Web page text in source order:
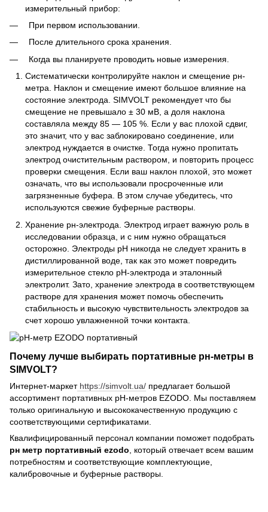
измерительный прибор:
При первом использовании.
После длительного срока хранения.
Когда вы планируете проводить новые измерения.
Систематически контролируйте наклон и смещение рн-
метра. Наклон и смещение имеют большое влияние на
состояние электрода. SIMVOLT рекомендует что бы
смещение не превышало ± 30 мВ, а доля наклона
составляла между 85 — 105 %. Если у вас плохой сдвиг,
это значит, что у вас заблокировано соединение, или
электрод нуждается в очистке. Тогда нужно пропитать
электрод очистительным раствором, и повторить процесс
проверки смещения. Если ваш наклон плохой, это может
означать, что вы использовали просроченные или
загрязненные буфера. В этом случае убедитесь, что
используются свежие буферные растворы.
Хранение рн-электрода. Электрод играет важную роль в
исследовании образца, и с ним нужно обращаться
осторожно. Электроды pH никогда не следует хранить в
дистиллированной воде, так как это может повредить
измерительное стекло pH-электрода и эталонный
электролит. Зато, хранение электрода в соответствующем
растворе для хранения может помочь обеспечить
стабильность и высокую чувствительность электродов за
счет хорошо увлажненной точки контакта.
Почему лучше выбирать портативные рн-метры в
SIMVOLT?
Интернет-маркетhttps://simvolt.ua/ предлагает большой
ассортимент портативных рН-метров EZODO. Мы поставляем
только оригинальную и высококачественную продукцию с
соответствующими сертификатами.
Квалифицированный персонал компании поможет подобрать
рн метр портативный ezodo , который отвечает всем вашим
потребностям и соответствующие комплектующие,
калибровочные и буферные растворы.